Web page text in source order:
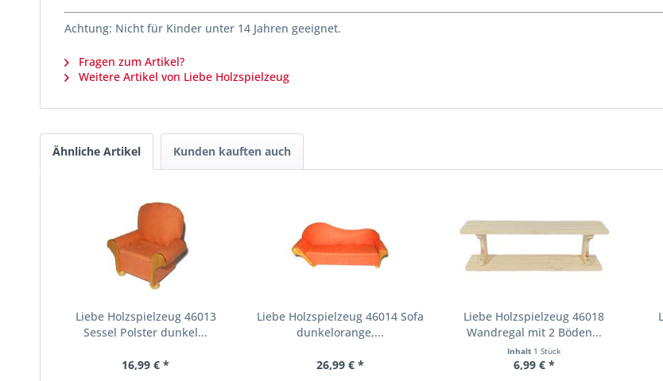
Achtung: Nicht für Kinder unter 14 Jahren geeignet.
Fragen zum Artikel?
Weitere Artikel von Liebe Holzspielzeug
Ähnliche Artikel Kunden kauften auch
Liebe Holzspielzeug 46013
Sessel Polster dunkel...
16,99 € *
Liebe Holzspielzeug 46014 Sofa
dunkelorange,...
26,99 € *
Liebe Holzspielzeug 46018
Wandregal mit 2 Böden...
Inhalt 1 Stück
6,99 € *